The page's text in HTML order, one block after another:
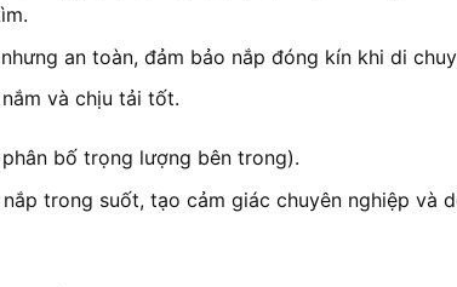
an toàn, đảm bảo nắp đóng kín khi di
và chịu tải tốt.
bố trọng lượng bên trong).
trong suốt, tạo cảm giác chuyên nghiệp và